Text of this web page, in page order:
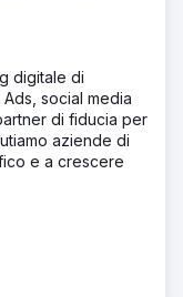
digitale di
social media
di fiducia per
aziende di
e a crescere